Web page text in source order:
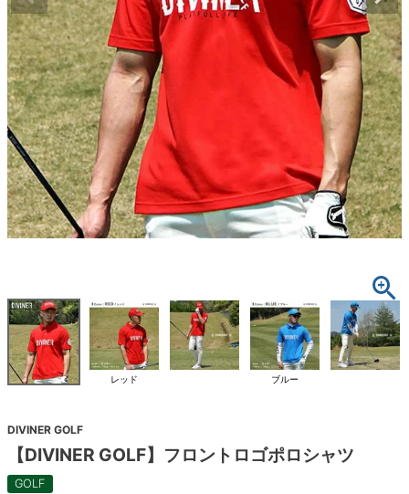
レッド ブルー
DIVINER GOLF
【DIVINER GOLF】フロントロゴポロシャツ
GOLF